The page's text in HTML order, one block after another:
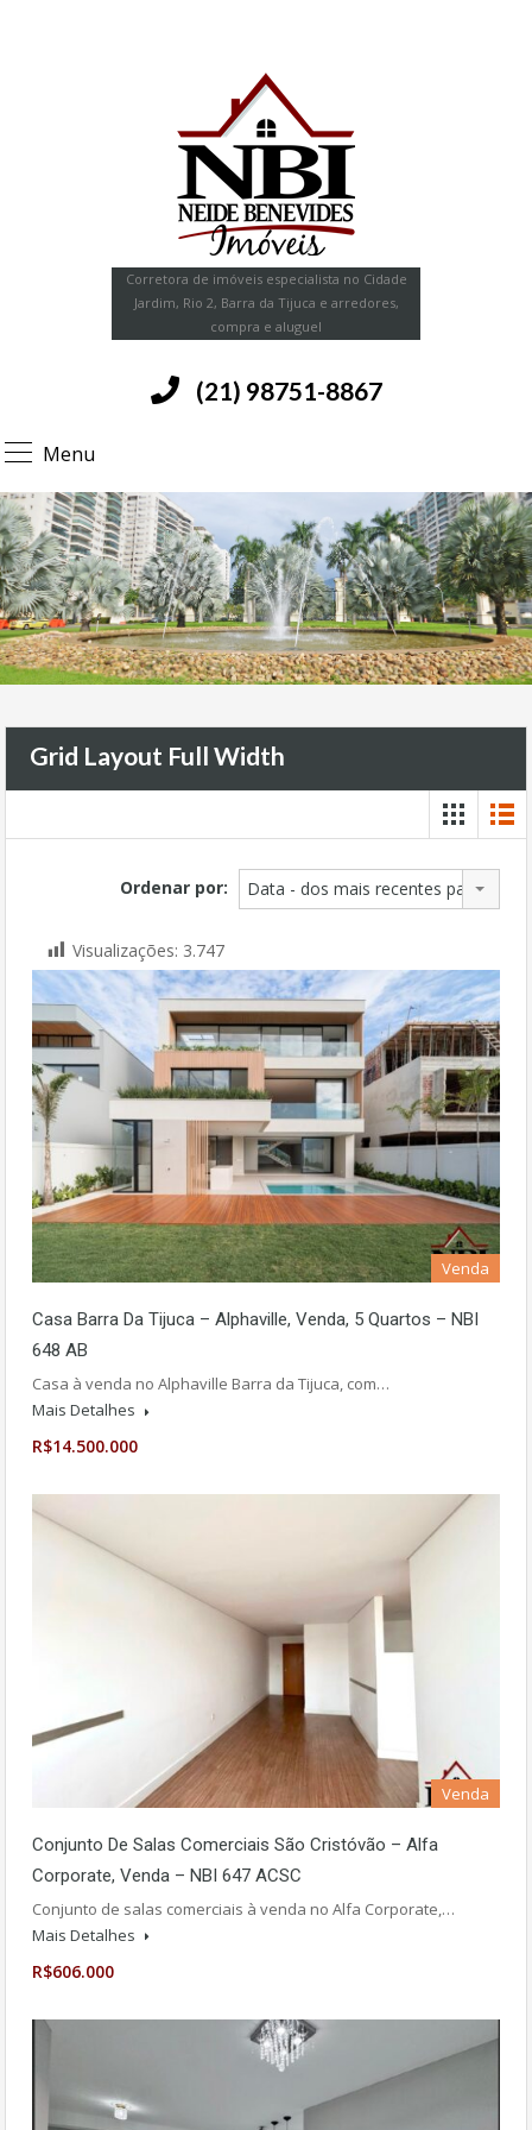
Corretora de imóveis especialista no Cidade
Jardim, Rio 2, Barra da Tijuca e arredores,
compra e aluguel
Menu
(21) 98751-8867
Grid Layout Full Width
Ordenar por: Data - dos mais recentes para os
Visualizações: 3.747
Venda
Casa Barra Da Tijuca – Alphaville, Venda, 5 Quartos – NBI
648 AB
Casa à venda no Alphaville Barra da Tijuca, com…
Mais Detalhes
R$14.500.000
Venda
Conjunto De Salas Comerciais São Cristóvão – Alfa
Corporate, Venda – NBI 647 ACSC
Conjunto de salas comerciais à venda no Alfa Corporate,…
Mais Detalhes
R$606.000